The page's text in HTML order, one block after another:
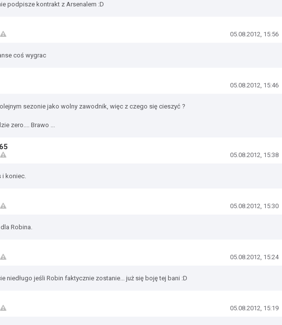
podpisze kontrakt z Arsenalem :D
05.08.2012, 15:56
coś wygrac
05.08.2012, 15:46
sezonie jako wolny zawodnik, więc z czego się cieszyć ?
zero.... Brawo ...
05.08.2012, 15:38
i koniec.
05.08.2012, 15:30
Robina.
05.08.2012, 15:24
niedługo jeśli Robin faktycznie zostanie... już się boję tej bani :D
05.08.2012, 15:19